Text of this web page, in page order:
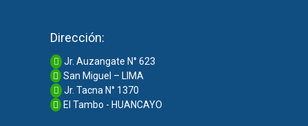
Dirección:
Jr. Auzangate N° 623
San Miguel – LIMA
Jr. Tacna N° 1370
El Tambo - HUANCAYO